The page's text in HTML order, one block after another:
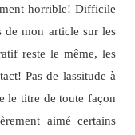
horrible! Difficile
de mon article sur les
reste le même, les
Pas de lassitude à
le titre de toute façon
aimé certains